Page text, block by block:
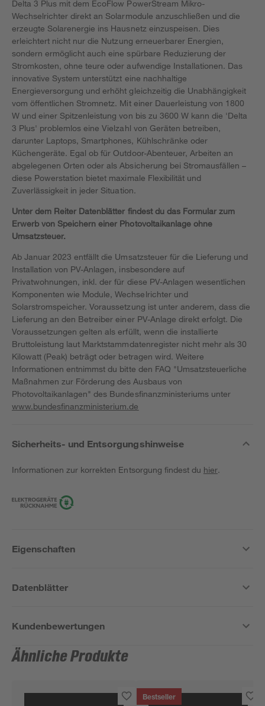
Delta 3 Plus mit dem EcoFlow PowerStream Mikro-
Wechselrichter direkt an Solarmodule anzuschließen und die
erzeugte Solarenergie ins Hausnetz einzuspeisen. Dies
erleichtert nicht nur die Nutzung erneuerbarer Energien,
sondern ermöglicht auch eine spürbare Reduzierung der
Stromkosten, ohne teure oder aufwendige Installationen. Das
innovative System unterstützt eine nachhaltige
Energieversorgung und erhöht gleichzeitig die Unabhängigkeit
vom öffentlichen Stromnetz. Mit einer Dauerleistung von 1800
W und einer Spitzenleistung von bis zu 3600 W kann die 'Delta
3 Plus' problemlos eine Vielzahl von Geräten betreiben,
darunter Laptops, Smartphones, Kühlschränke oder
Küchengeräte. Egal ob für Outdoor-Abenteuer, Arbeiten an
abgelegenen Orten oder als Absicherung bei Stromausfällen –
diese Powerstation bietet maximale Flexibilität und
Zuverlässigkeit in jeder Situation.
Unter dem Reiter Datenblätter findest du das Formular zum
Erwerb von Speichern einer Photovoltaikanlage ohne
Umsatzsteuer.
Ab Januar 2023 entfällt die Umsatzsteuer für die Lieferung und
Installation von PV-Anlagen, insbesondere auf
Privatwohnungen, inkl. der für diese PV-Anlagen wesentlichen
Komponenten wie Module, Wechselrichter und
Solarstromspeicher. Voraussetzung ist unter anderem, dass die
Lieferung an den Betreiber einer PV-Anlage direkt erfolgt. Die
Voraussetzungen gelten als erfüllt, wenn die installierte
Bruttoleistung laut Marktstammdatenregister nicht mehr als 30
Kilowatt (Peak) beträgt oder betragen wird. Weitere
Informationen entnimmst du bitte den FAQ "Umsatzsteuerliche
Maßnahmen zur Förderung des Ausbaus von
Photovoltaikanlagen" des Bundesfinanzministeriums unter
www.bundesfinanzministerium.de
Sicherheits- und Entsorgungshinweise
Informationen zur korrekten Entsorgung findest du hier.
Eigenschaften
Datenblätter
Kundenbewertungen
Ähnliche Produkte
Bestseller